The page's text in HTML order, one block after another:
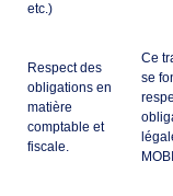
etc.)
Respect des
obligations en
matière
comptable et
fiscale.
Ce
se